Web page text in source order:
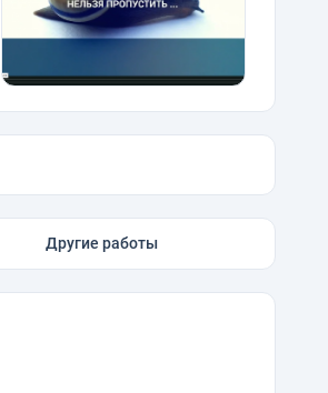
Другие работы